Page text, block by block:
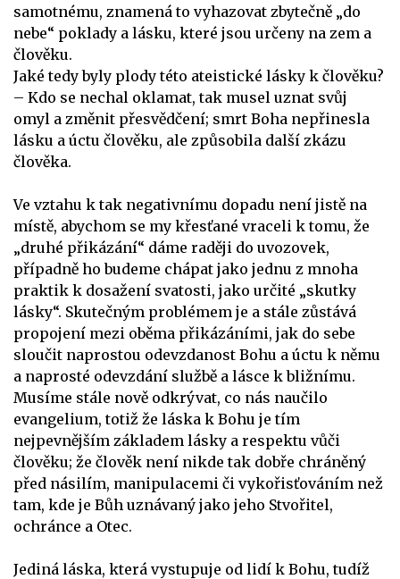
samotnému, znamená to vyhazovat zbytečně „do
nebe“ poklady a lásku, které jsou určeny na zem a
člověku.
Jaké tedy byly plody této ateistické lásky k člověku?
– Kdo se nechal oklamat, tak musel uznat svůj
omyl a změnit přesvědčení; smrt Boha nepřinesla
lásku a úctu člověku, ale způsobila další zkázu
člověka.
Ve vztahu k tak negativnímu dopadu není jistě na
místě, abychom se my křesťané vraceli k tomu, že
„druhé přikázání“ dáme raději do uvozovek,
případně ho budeme chápat jako jednu z mnoha
praktik k dosažení svatosti, jako určité „skutky
lásky“. Skutečným problémem je a stále zůstává
propojení mezi oběma přikázáními, jak do sebe
sloučit naprostou odevzdanost Bohu a úctu k němu
a naprosté odevzdání službě a lásce k bližnímu.
Musíme stále nově odkrývat, co nás naučilo
evangelium, totiž že láska k Bohu je tím
nejpevnějším základem lásky a respektu vůči
člověku; že člověk není nikde tak dobře chráněný
před násilím, manipulacemi či vykořisťováním než
tam, kde je Bůh uznávaný jako jeho Stvořitel,
ochránce a Otec.
Jediná láska, která vystupuje od lidí k Bohu, tudíž